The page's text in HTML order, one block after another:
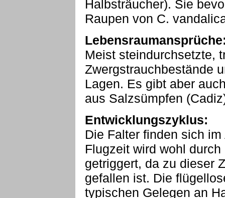
Halbsträucher). Sie
Raupen von C.
Meist steindurchsetzte,
Zwergstrauchbestände
Lagen. Es gibt aber
aus Salzsümpfen
Entwicklungszyklus:
Die Falter finden sich
Flugzeit wird wohl
getriggert, da zu dieser
gefallen ist. Die
typischen Gelegen an